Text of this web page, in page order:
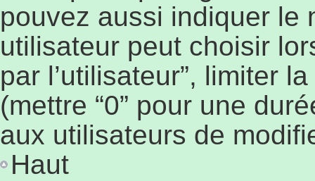
pouvez aussi indiquer le
utilisateur peut choisir
par l’utilisateur”, limiter
(mettre “0” pour une
aux utilisateurs de
Haut